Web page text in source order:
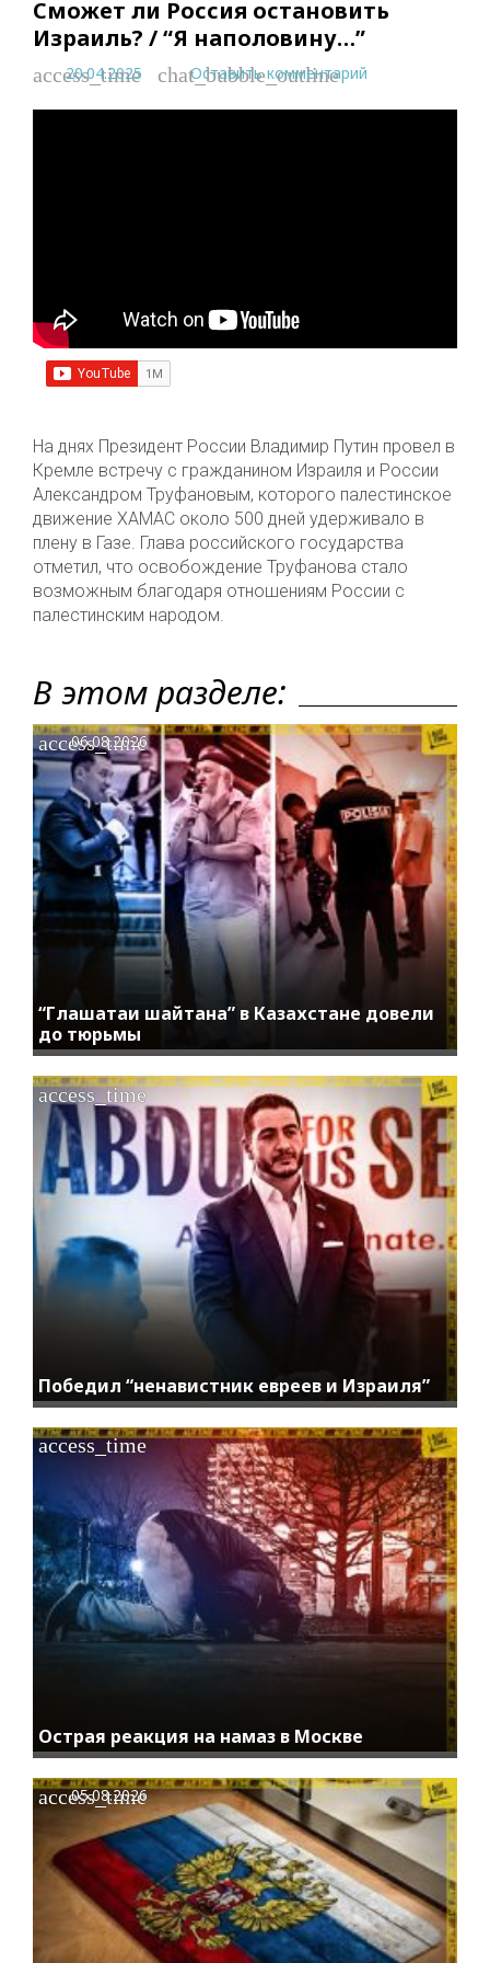
Сможет ли Россия остановить
Израиль? / “Я наполовину…”
access_time
20.04.2025 chat_bubble_outline
Оставить комментарий
На днях Президент России Владимир Путин провел в
Кремле встречу с гражданином Израиля и России
Александром Труфановым, которого палестинское
движение ХАМАС около 500 дней удерживало в
плену в Газе. Глава российского государства
отметил, что освобождение Труфанова стало
возможным благодаря отношениям России с
палестинским народом.
В этом разделе:
“Глашатаи шайтана” в Казахстане довели
до тюрьмы
access_time
06.08.2026
Победил “ненавистник евреев и Израиля”
access_time
Острая реакция на намаз в Москве
access_time
access_time
05.08.2026